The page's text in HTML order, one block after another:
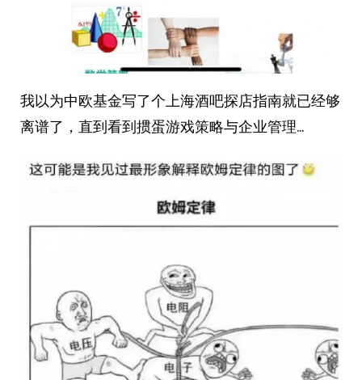
我以为中欧基金写了个上海酒吧探店指南就已经够
离谱了，直到看到掼蛋游戏策略与企业管理… ​​​